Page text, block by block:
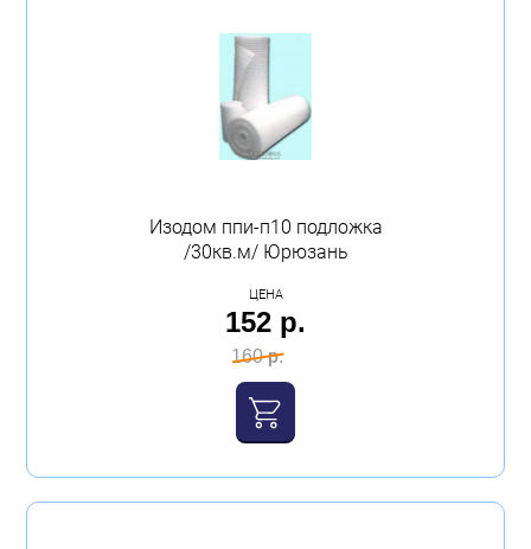
Изодом ппи-п10 подложка
/30кв.м/ Юрюзань
ЦЕНА
152 р.
160 р.